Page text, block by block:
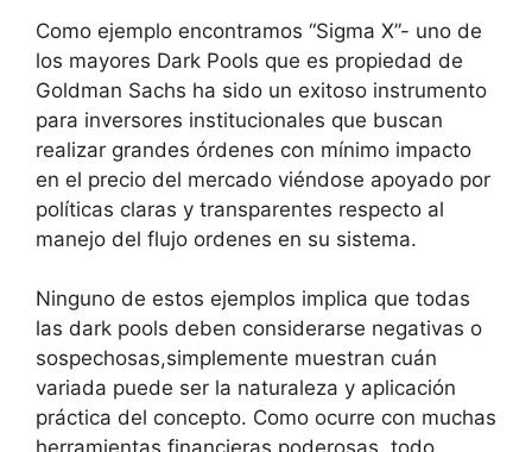
Como ejemplo encontramos “Sigma X”- uno de
los mayores Dark Pools que es propiedad de
Goldman Sachs ha sido un exitoso instrumento
para inversores institucionales que buscan
realizar grandes órdenes con mínimo impacto
en el precio del mercado viéndose apoyado por
políticas claras y transparentes respecto al
manejo del flujo ordenes en su sistema.
Ninguno de estos ejemplos implica que todas
las dark pools deben considerarse negativas o
sospechosas,simplemente muestran cuán
variada puede ser la naturaleza y aplicación
práctica del concepto. Como ocurre con muchas
herramientas financieras poderosas, todo